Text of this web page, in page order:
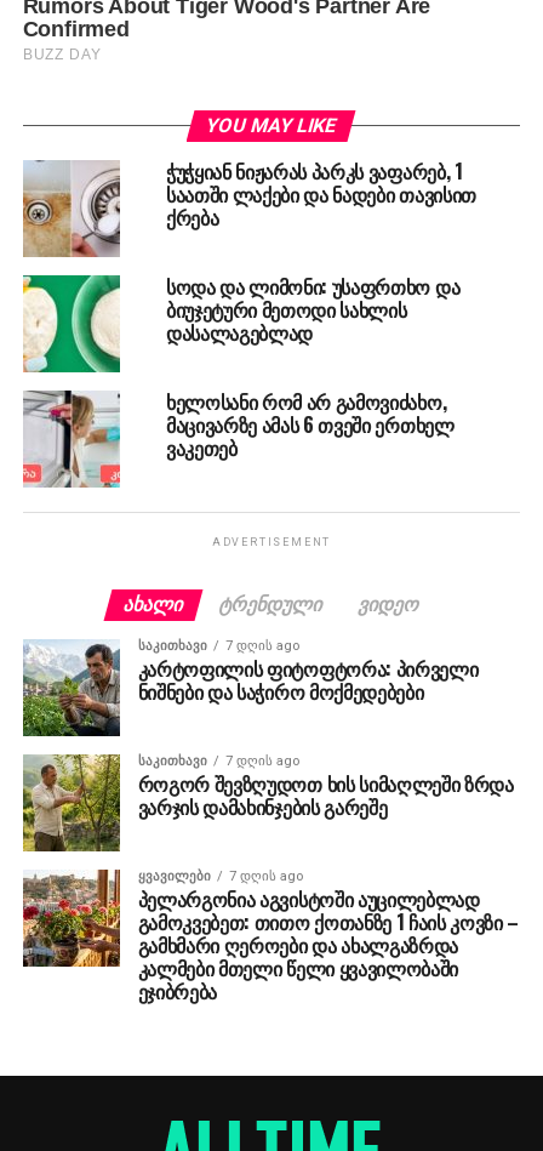
YOU MAY LIKE
ჭუჭყიან ნიჟარას პარკს ვაფარებ, 1
საათში ლაქები და ნადები თავისით
ქრება
სოდა და ლიმონი: უსაფრთხო და
ბიუჯეტური მეთოდი სახლის
დასალაგებლად
ხელოსანი რომ არ გამოვიძახო,
მაცივარზე ამას 6 თვეში ერთხელ
ვაკეთებ
ADVERTISEMENT
ᲐᲮᲐᲚᲘ ᲢᲠᲔᲜᲓᲣᲚᲘ ᲕᲘᲓᲔᲝ
ᲡᲐᲙᲘᲗᲮᲐᲕᲘ 7 დღის ago
კარტოფილის ფიტოფტორა: პირველი
ნიშნები და საჭირო მოქმედებები
ᲡᲐᲙᲘᲗᲮᲐᲕᲘ 7 დღის ago
როგორ შევზღუდოთ ხის სიმაღლეში ზრდა
ვარჯის დამახინჯების გარეშე
ᲧᲕᲐᲕᲘᲚᲔᲑᲘ 7 დღის ago
პელარგონია აგვისტოში აუცილებლად
გამოკვებეთ: თითო ქოთანზე 1 ჩაის კოვზი –
გამხმარი ღეროები და ახალგაზრდა
კალმები მთელი წელი ყვავილობაში
ეჯიბრება